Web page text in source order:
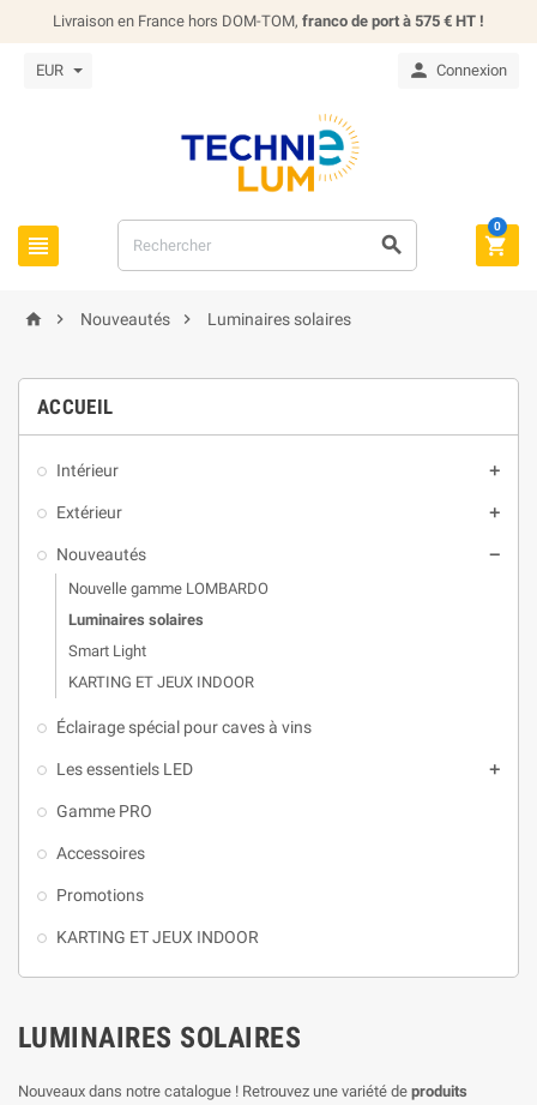
Livraison en France hors DOM-TOM, franco de port à 575 € HT !
EUR  Connexion
  
0
  Nouveautés  Luminaires solaires
ACCUEIL
Intérieur 
Extérieur 
Nouveautés 
Nouvelle gamme LOMBARDO
Luminaires solaires
Smart Light
KARTING ET JEUX INDOOR
Éclairage spécial pour caves à vins
Les essentiels LED 
Gamme PRO
Accessoires
Promotions
KARTING ET JEUX INDOOR
LUMINAIRES SOLAIRES
Nouveaux dans notre catalogue ! Retrouvez une variété de produits